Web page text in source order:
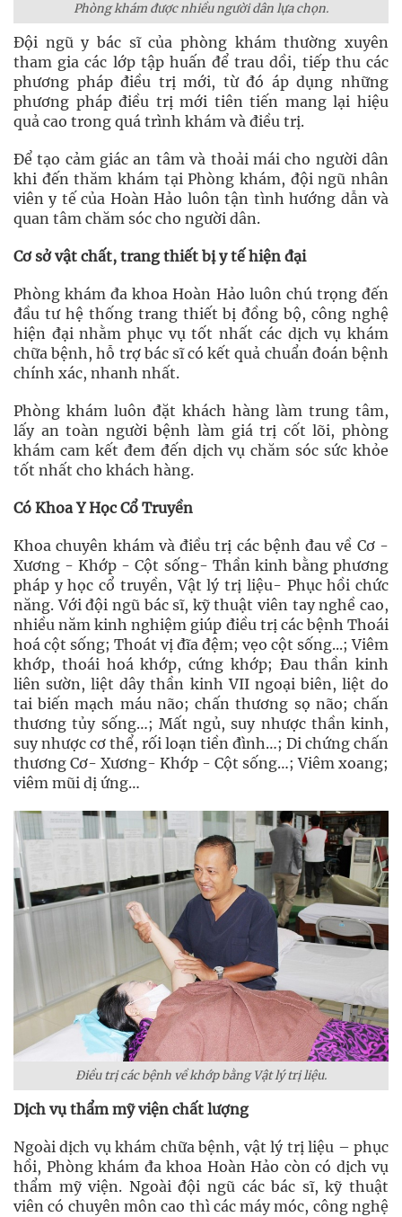
Phòng khám được nhiều người dân lựa chọn.
Đội ngũ y bác sĩ của phòng khám thường xuyên
tham gia các lớp tập huấn để trau dồi, tiếp thu các
phương pháp điều trị mới, từ đó áp dụng những
phương pháp điều trị mới tiên tiến mang lại hiệu
quả cao trong quá trình khám và điều trị.
Để tạo cảm giác an tâm và thoải mái cho người dân
khi đến thăm khám tại Phòng khám, đội ngũ nhân
viên y tế của Hoàn Hảo luôn tận tình hướng dẫn và
quan tâm chăm sóc cho người dân.
Cơ sở vật chất, trang thiết bị y tế hiện đại
Phòng khám đa khoa Hoàn Hảo luôn chú trọng đến
đầu tư hệ thống trang thiết bị đồng bộ, công nghệ
hiện đại nhằm phục vụ tốt nhất các dịch vụ khám
chữa bệnh, hỗ trợ bác sĩ có kết quả chuẩn đoán bệnh
chính xác, nhanh nhất.
Phòng khám luôn đặt khách hàng làm trung tâm,
lấy an toàn người bệnh làm giá trị cốt lõi, phòng
khám cam kết đem đến dịch vụ chăm sóc sức khỏe
tốt nhất cho khách hàng.
Có Khoa Y Học Cổ Truyền
Khoa chuyên khám và điều trị các bệnh đau về Cơ -
Xương - Khớp - Cột sống- Thần kinh bằng phương
pháp y học cổ truyền, Vật lý trị liệu- Phục hồi chức
năng. Với đội ngũ bác sĩ, kỹ thuật viên tay nghề cao,
nhiều năm kinh nghiệm giúp điều trị các bệnh Thoái
hoá cột sống; Thoát vị đĩa đệm; vẹo cột sống...; Viêm
khớp, thoái hoá khớp, cứng khớp; Đau thần kinh
liên sườn, liệt dây thần kinh VII ngoại biên, liệt do
tai biến mạch máu não; chấn thương sọ não; chấn
thương tủy sống…; Mất ngủ, suy nhược thần kinh,
suy nhược cơ thể, rối loạn tiền đình…; Di chứng chấn
thương Cơ- Xương- Khớp - Cột sống…; Viêm xoang;
viêm mũi dị ứng…
Điều trị các bệnh về khớp bằng Vật lý trị liệu.
Dịch vụ thẩm mỹ viện chất lượng
Ngoài dịch vụ khám chữa bệnh, vật lý trị liệu – phục
hồi, Phòng khám đa khoa Hoàn Hảo còn có dịch vụ
thẩm mỹ viện. Ngoài đội ngũ các bác sĩ, kỹ thuật
viên có chuyên môn cao thì các máy móc, công nghệ